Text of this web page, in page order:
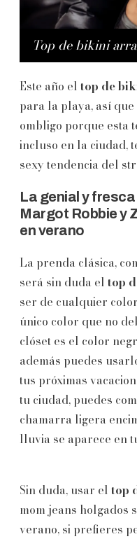
Top de bikini
Este año el top de
para la playa, así
ombligo porque esta
incluso en la ciudad,
sexy tendencia del
La genial y
Margot Robbie y
en verano
La prenda clásica,
será sin duda el top
ser de cualquier
único color que no
clóset es el color
además puedes
tus próximas
tu ciudad, puedes
chamarra ligera
lluvia se aparece en
Sin duda, usar el top
mom jeans holgados
verano, si prefieres